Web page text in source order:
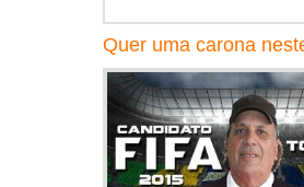
Quer uma carona